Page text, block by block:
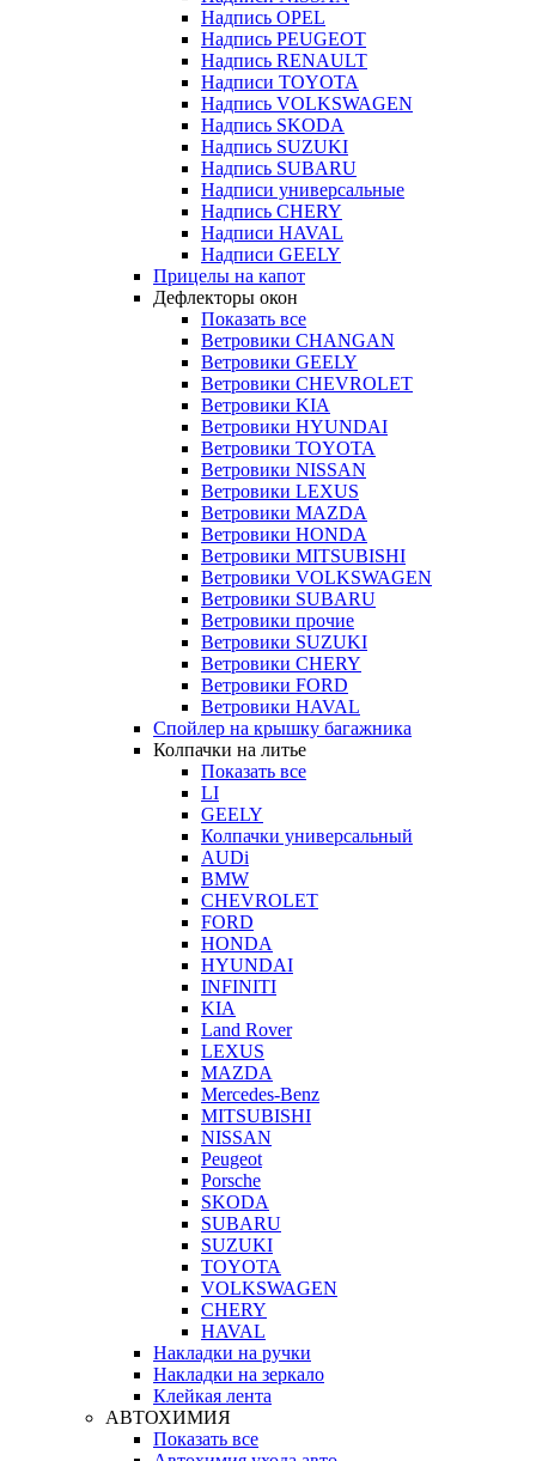
Надпись OPEL
Надпись PEUGEOT
Надпись RENAULT
Надписи TOYOTA
Надпись VOLKSWAGEN
Надпись SKODA
Надпись SUZUKI
Надпись SUBARU
Надписи универсальные
Надпись CHERY
Надписи HAVAL
Надписи GEELY
Прицелы на капот
Дефлекторы окон
Показать все
Ветровики CHANGAN
Ветровики GEELY
Ветровики CHEVROLET
Ветровики KIA
Ветровики HYUNDAI
Ветровики TOYOTA
Ветровики NISSAN
Ветровики LEXUS
Ветровики MAZDA
Ветровики HONDA
Ветровики MITSUBISHI
Ветровики VOLKSWAGEN
Ветровики SUBARU
Ветровики прочие
Ветровики SUZUKI
Ветровики CHERY
Ветровики FORD
Ветровики HAVAL
Спойлер на крышку багажника
Колпачки на литье
Показать все
LI
GEELY
Колпачки универсальный
AUDi
BMW
CHEVROLET
FORD
HONDA
HYUNDAI
INFINITI
KIA
Land Rover
LEXUS
MAZDA
Mercedes-Benz
MITSUBISHI
NISSAN
Peugeot
Porsche
SKODA
SUBARU
SUZUKI
TOYOTA
VOLKSWAGEN
CHERY
HAVAL
Накладки на ручки
Накладки на зеркало
Клейкая лента
АВТОХИМИЯ
Показать все